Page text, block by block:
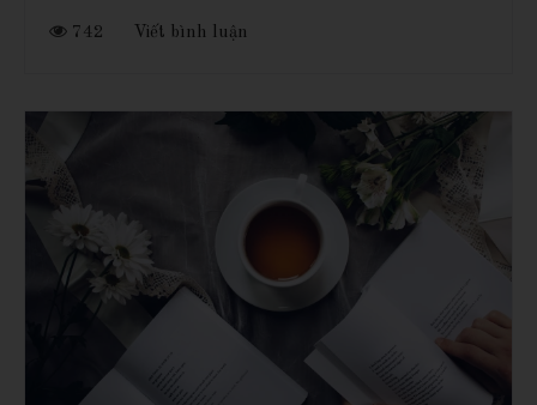
742 Viết bình luận